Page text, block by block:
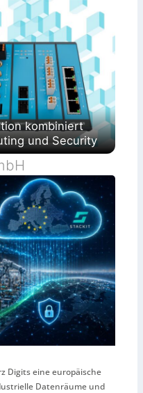
kombiniert
und Security
Digits eine europäische
Datenräume und